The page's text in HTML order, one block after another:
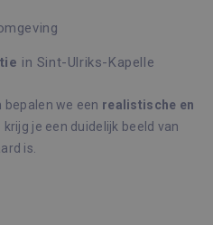
in Sint-Ulriks-Kapelle
bepalen we een realistische en
krijg je een duidelijk beeld van
is.